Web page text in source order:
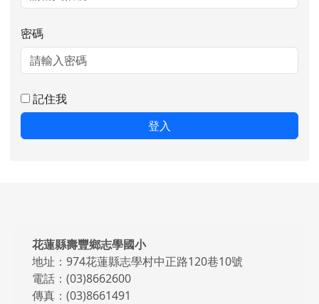
密碼
記住我
登入
頁尾區域內容
花蓮縣壽豐鄉志學國小
地址：974花蓮縣志學村中正路120巷10號
電話：(03)8662600
傳真：(03)8661491